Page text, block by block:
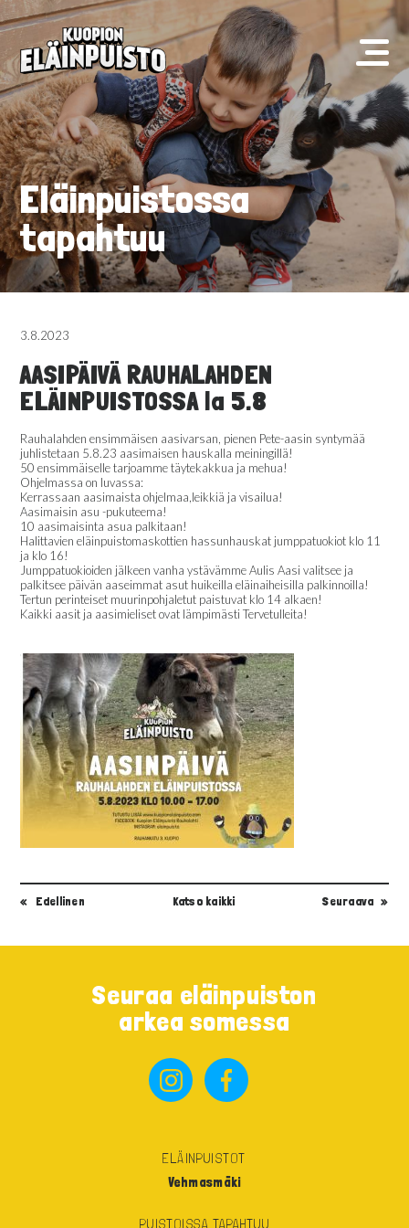
Eläinpuistossa
tapahtuu
3.8.2023
AASIPÄIVÄ RAUHALAHDEN
ELÄINPUISTOSSA la 5.8
Rauhalahden ensimmäisen aasivarsan, pienen Pete-aasin syntymää
juhlistetaan 5.8.23 aasimaisen hauskalla meiningillä!
50 ensimmäiselle tarjoamme täytekakkua ja mehua!
Ohjelmassa on luvassa:
Kerrassaan aasimaista ohjelmaa,leikkiä ja visailua!
Aasimaisin asu -pukuteema!
10 aasimaisinta asua palkitaan!
Halittavien eläinpuistomaskottien hassunhauskat jumppatuokiot klo 11
ja klo 16!
Jumppatuokioiden jälkeen vanha ystävämme Aulis Aasi valitsee ja
palkitsee päivän aaseimmat asut huikeilla eläinaiheisilla palkinnoilla!
Tertun perinteiset muurinpohjaletut paistuvat klo 14 alkaen!
Kaikki aasit ja aasimieliset ovat lämpimästi Tervetulleita!
Edellinen Katso kaikki Seuraava
Seuraa eläinpuiston
arkea somessa
ELÄINPUISTOT
Vehmasmäki
PUISTOISSA TAPAHTUU